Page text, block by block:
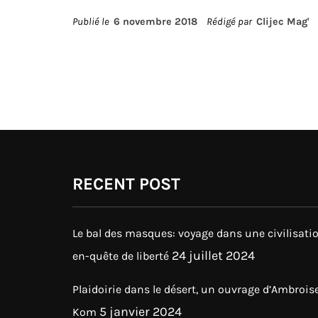
Publié le 6 novembre 2018 Rédigé par Clijec Mag'
RECENT POST
Le bal des masques: voyage dans une
en-quête de liberté 24 juillet 2024
Plaidoirie dans le désert, un ouvrage
Kom 5 janvier 2024